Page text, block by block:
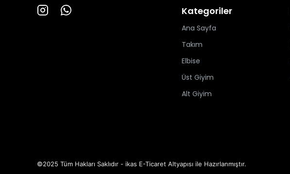
Kategoriler
Ana Sayfa
Takım
Elbise
Üst Giyim
Alt Giyim
©2025 Tüm Hakları Saklıdır - ikas E-Ticaret Altyapısı ile Hazırlanmıştır.